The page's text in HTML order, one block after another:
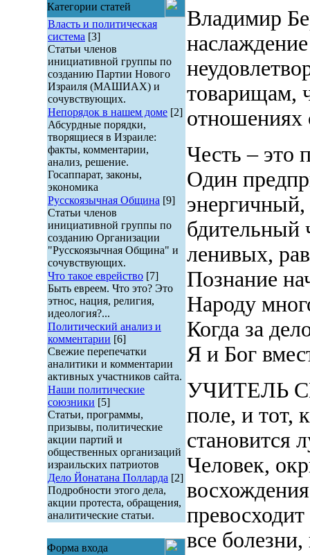
Категории статей
Власть и политическая
система [3]
Статьи членов
инициативной группы по
созданию Партии Нового
Израиля (МАШИАХ) и
сочувствующих.
Непорядок в нашем доме [2]
Абсурдные порядки,
творящиеся в Израиле:
факты, комментарии,
анализ, решение.
Госаппарат, законы,
экономика
Русскоязычная Община [9]
Статьи членов
инициативной группы по
созданию Организации
"Русскоязычная Община" и
сочувствующих.
Что такое еврейство [7]
Быть евреем. Что это? Это
этнос, нация, религия,
идеология?...
Политический анализ и
комментарии [6]
Свежие перепечатки
аналитики и комментарии
активных участников сайта.
Наши политические
союзники [5]
Статьи, программы,
призывы, политические
акции партий и
общественных организаций
израильских патриотов
Дело Йонатана Полларда [2]
Подробности этого дела,
акции протеста, обращения,
аналитические статьи.
Форма входа
Владимир
товарищам,
отношениях
Честь – это
Один
бдительный
ленивых,
Познание
Народу
Когда за
Я и Бог
УЧИТЕЛЬ
поле, и тот,
становится
Человек,
все болезни,